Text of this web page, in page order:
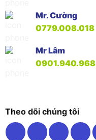
Mr. Cường
0779.008.018
Mr Lâm
0901.940.968
Theo dõi chúng tôi